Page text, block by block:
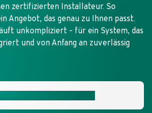
zertifizierten Installateur. So
Angebot, das genau zu Ihnen passt.
unkompliziert – für ein System, das
und von Anfang an zuverlässig